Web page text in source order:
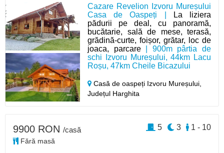
Cazare Revelion Izvoru Mureșului
Casa de Oaspeți |
La liziera
pădurii pe deal, cu panoramă,
bucătarie, sală de mese, terasă,
grădină-curte, foișor, grătar, loc de
joaca, parcare| 900m pârtia de
schi Izvoru Mureșului, 44km Lacu
Roșu, 47km Cheile Bicazului
Casă de oaspeți Izvoru Mureșului,
Județul Harghita
9900 RON /casă
Fără masă
1 - 10
3
5